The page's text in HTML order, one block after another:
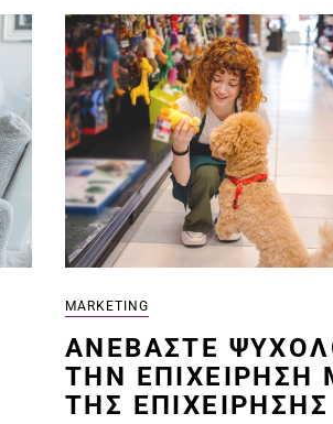
MARKETING
ΑΝΕΒΆΣΤΕ
Α ΤΗΝ
́ΣΩ ΤΗΣ ΕΠΙΧΕΊΡΗΣΗΣ